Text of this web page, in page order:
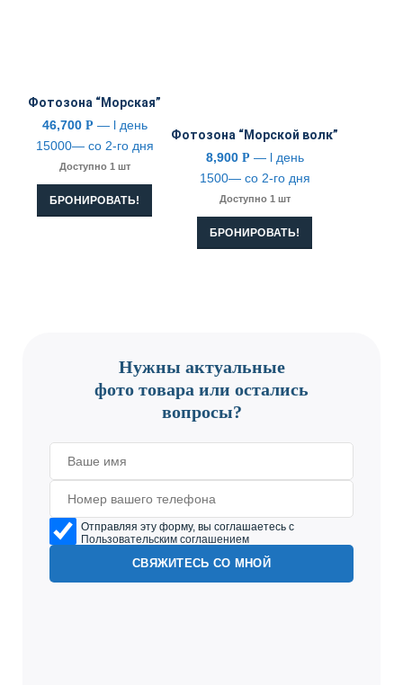
Фотозона “Морская”
46,700 Р — l день
15000— со 2-го дня
Доступно 1 шт
БРОНИРОВАТЬ!
Фотозона “Морской волк”
8,900 Р — l день
1500— со 2-го дня
Доступно 1 шт
БРОНИРОВАТЬ!
Нужны актуальные
фото товара или остались
вопросы?
Отправляя эту форму, вы соглашаетесь с
Пользовательским соглашением